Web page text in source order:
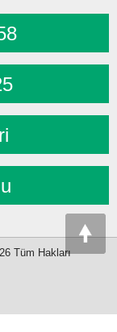
Tüm Hakları